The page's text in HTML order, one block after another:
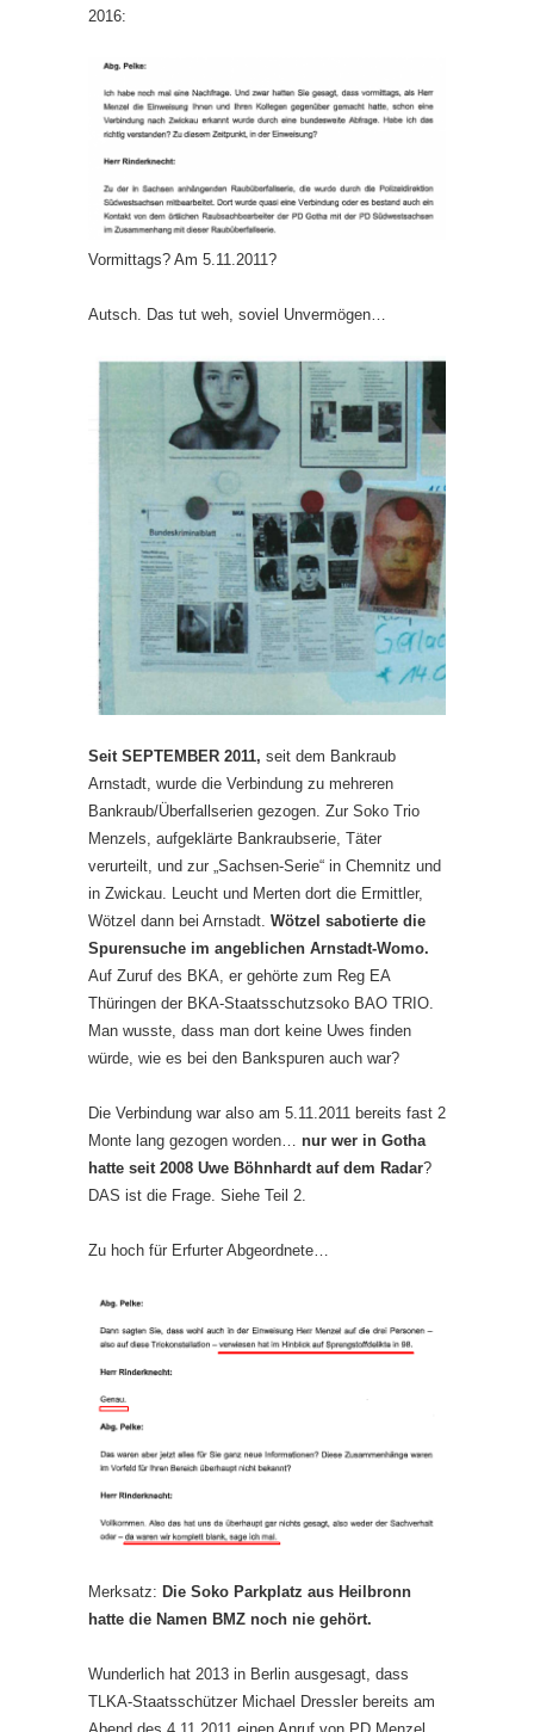
2016:
Vormittags? Am 5.11.2011?
Autsch. Das tut weh, soviel Unvermögen…
Seit SEPTEMBER 2011, seit dem Bankraub
Arnstadt, wurde die Verbindung zu mehreren
Bankraub/Überfallserien gezogen. Zur Soko Trio
Menzels, aufgeklärte Bankraubserie, Täter
verurteilt, und zur „Sachsen-Serie“ in Chemnitz und
in Zwickau. Leucht und Merten dort die Ermittler,
Wötzel dann bei Arnstadt. Wötzel sabotierte die
Spurensuche im angeblichen Arnstadt-Womo.
Auf Zuruf des BKA, er gehörte zum Reg EA
Thüringen der BKA-Staatsschutzsoko BAO TRIO.
Man wusste, dass man dort keine Uwes finden
würde, wie es bei den Bankspuren auch war?
Die Verbindung war also am 5.11.2011 bereits fast 2
Monte lang gezogen worden… nur wer in Gotha
hatte seit 2008 Uwe Böhnhardt auf dem Radar?
DAS ist die Frage. Siehe Teil 2.
Zu hoch für Erfurter Abgeordnete…
Merksatz: Die Soko Parkplatz aus Heilbronn
hatte die Namen BMZ noch nie gehört.
Wunderlich hat 2013 in Berlin ausgesagt, dass
TLKA-Staatsschützer Michael Dressler bereits am